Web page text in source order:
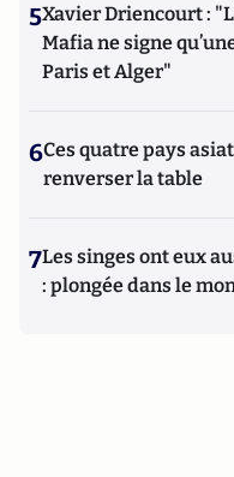
5Xavier Driencourt :
Mafia ne signe
Paris et Alger"
6Ces quatre pays
renverser la table
7Les singes ont eux
: plongée dans le